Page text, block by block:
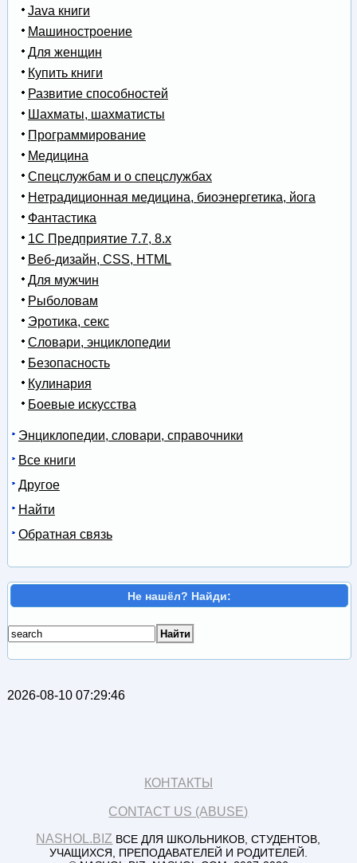
Java книги
Машиностроение
Для женщин
Купить книги
Развитие способностей
Шахматы, шахматисты
Программирование
Медицина
Спецслужбам и о спецслужбах
Нетрадиционная медицина, биоэнергетика, йога
Фантастика
1С Предприятие 7.7, 8.x
Веб-дизайн, CSS, HTML
Для мужчин
Рыболовам
Эротика, секс
Словари, энциклопедии
Безопасность
Кулинария
Боевые искусства
Энциклопедии, словари, справочники
Все книги
Другое
Найти
Обратная связь
Не нашёл? Найди:
2026-08-10 07:29:46
КОНТАКТЫ
CONTACT US (ABUSE)
NASHOL.BIZ ВСЕ ДЛЯ ШКОЛЬНИКОВ, СТУДЕНТОВ,
УЧАЩИХСЯ, ПРЕПОДАВАТЕЛЕЙ И РОДИТЕЛЕЙ.